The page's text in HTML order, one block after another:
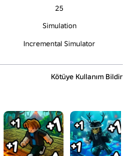
25
Simulation
Incremental Simulator
Kötüye Kullanım Bildir